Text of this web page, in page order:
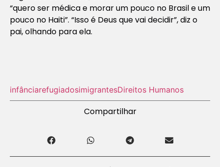
“quero ser médica e morar um pouco no Brasil e um
pouco no Haiti”. “Isso é Deus que vai decidir”, diz o
pai, olhando para ela.
infânciarefugiadosimigrantesDireitos Humanos
Compartilhar